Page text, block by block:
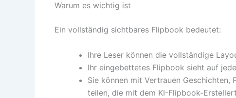
Warum es wichtig ist
Ein vollständig sichtbares Flipbook bedeutet:
Ihre Leser können die vollständige
Ihr eingebettetes Flipbook sieht auf
Sie können mit Vertrauen Geschichten,
teilen, die mit dem KI-Flipbook-